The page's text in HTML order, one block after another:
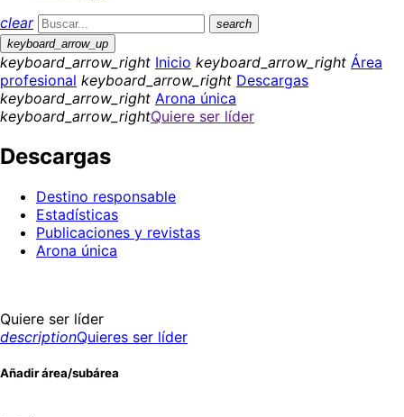
clear
search
keyboard_arrow_up
keyboard_arrow_right Inicio keyboard_arrow_right Área
profesional keyboard_arrow_right Descargas
keyboard_arrow_right Arona única
keyboard_arrow_rightQuiere ser líder
Descargas
Destino responsable
Estadísticas
Publicaciones y revistas
Arona única
Quiere ser líder
descriptionQuieres ser líder
Añadir área/subárea